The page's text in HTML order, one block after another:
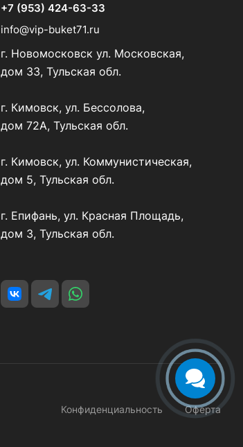
+7 (953) 424-63-33
info@vip-buket71.ru
г. Новомосковск ул. Московская,
дом 33, Тульская обл.
г. Кимовск, ул. Бессолова,
дом 72А, Тульская обл.
г. Кимовск, ул. Коммунистическая,
дом 5, Тульская обл.
г. Епифань, ул. Красная Площадь,
дом 3, Тульская обл.
Конфиденциальность Оферта